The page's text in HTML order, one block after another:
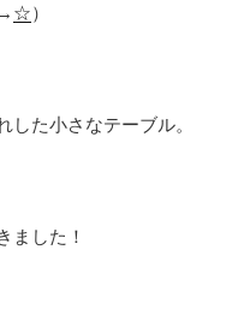
☆）
した小さなテーブル。
ました！